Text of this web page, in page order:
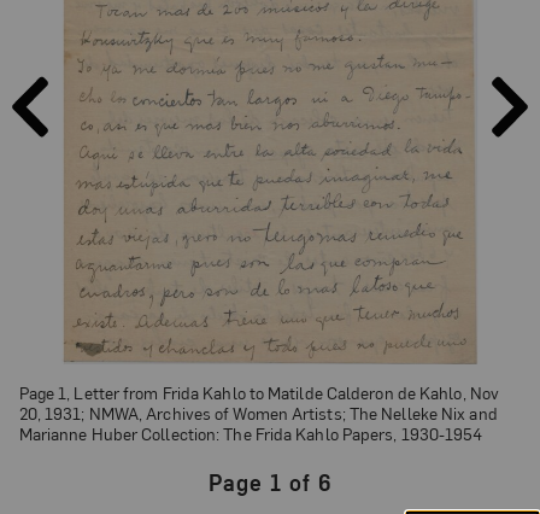
PREVIOUS
PAGE
Page 1, Letter from Frida Kahlo to Matilde Calderon de Kahlo, Nov
20, 1931; NMWA, Archives of Women Artists; The Nelleke Nix and
Marianne Huber Collection: The Frida Kahlo Papers, 1930-1954
Page 1 of 6
NEXTPAGE